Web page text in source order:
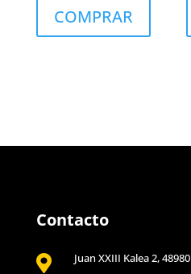
COMPRAR
Contacto
 Juan XXIII Kalea 2,